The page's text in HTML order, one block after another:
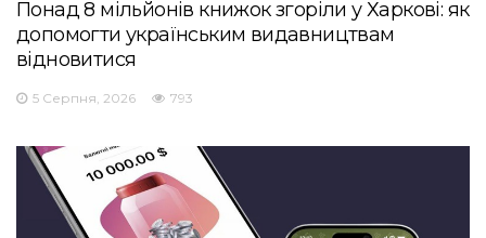
Понад 8 мільйонів книжок згоріли у Харкові: як
допомогти українським видавництвам
відновитися
5 Серпня, 2026 793